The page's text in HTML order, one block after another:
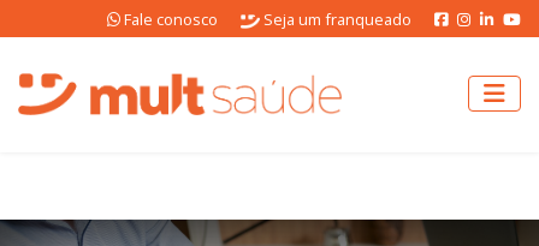
Fale conosco Seja um franqueado